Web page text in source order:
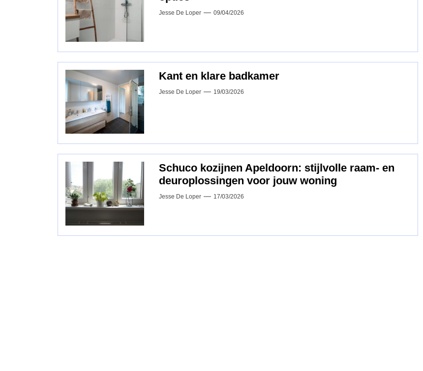
Jesse De Loper 09/04/2026
Kant en klare badkamer
Jesse De Loper 19/03/2026
Schuco kozijnen Apeldoorn: stijlvolle raam‑ en
deuroplossingen voor jouw woning
Jesse De Loper 17/03/2026